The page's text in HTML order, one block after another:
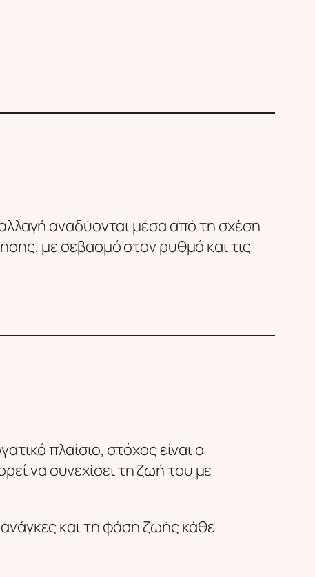
αναδύονται μέσα από τη σχέση
με σεβασμό στον ρυθμό και τις
πλαίσιο, στόχος είναι ο
να συνεχίσει τη ζωή του με
και τη φάση ζωής κάθε